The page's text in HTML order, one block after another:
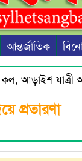
আন্তর্জাতিক
আড়াইশ যাত্রী
ঊর্ধ্বগতি
প্রতারণা